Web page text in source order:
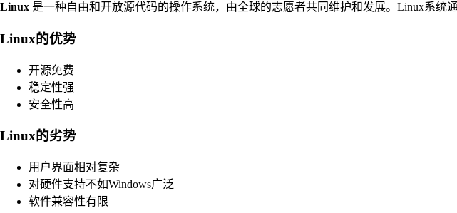
Linux 是一种自由和开放源代码的操作系统，由全球的志愿者共同维护和发展。Linux系统
Linux的优势
开源免费
稳定性强
安全性高
Linux的劣势
用户界面相对复杂
对硬件支持不如Windows广泛
软件兼容性有限